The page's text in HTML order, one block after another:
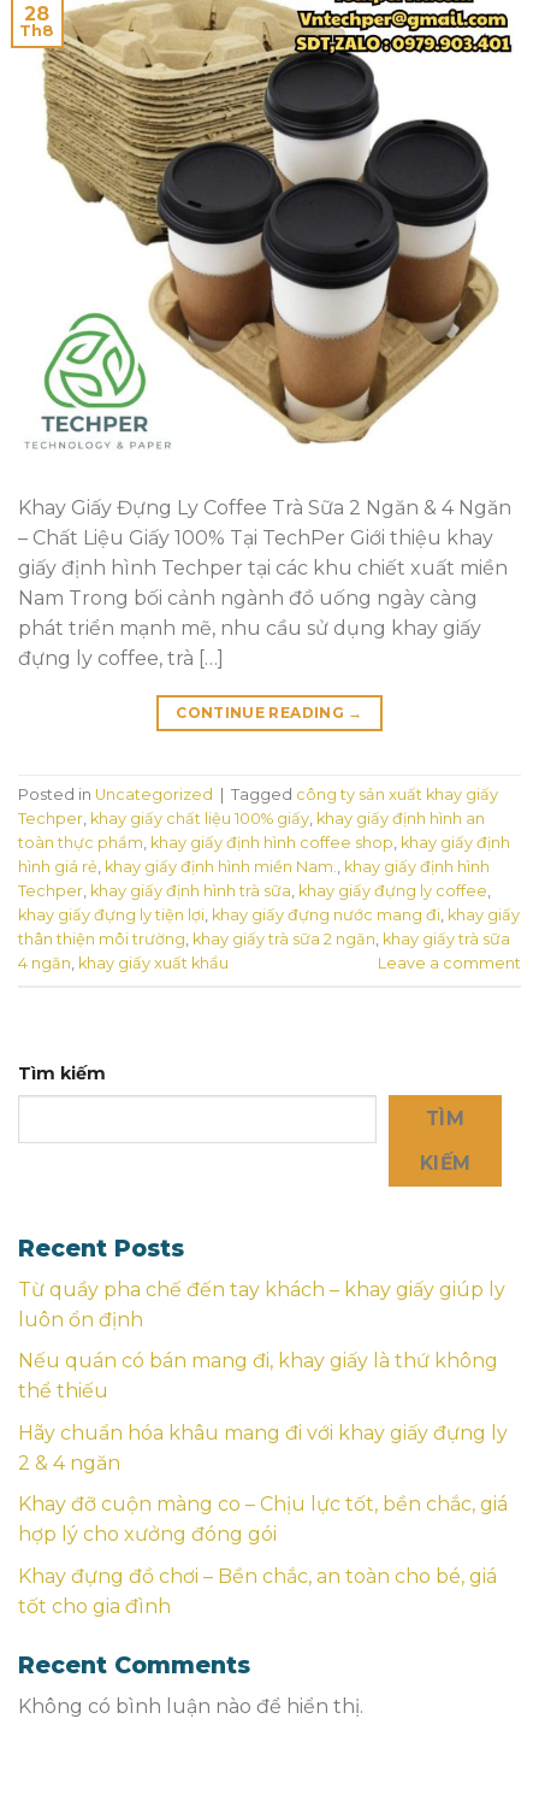
28
Th8
Khay Giấy Đựng Ly Coffee Trà Sữa 2 Ngăn & 4 Ngăn
– Chất Liệu Giấy 100% Tại TechPer Giới thiệu khay
giấy định hình Techper tại các khu chiết xuất miền
Nam Trong bối cảnh ngành đồ uống ngày càng
phát triển mạnh mẽ, nhu cầu sử dụng khay giấy
đựng ly coffee, trà […]
CONTINUE READING →
Posted in Uncategorized Tagged công ty sản xuất khay giấy
Techper, khay giấy chất liệu 100% giấy, khay giấy định hình an
toàn thực phẩm, khay giấy định hình coffee shop, khay giấy định
hình giá rẻ, khay giấy định hình miền Nam., khay giấy định hình
Techper, khay giấy định hình trà sữa, khay giấy đựng ly coffee,
khay giấy đựng ly tiện lợi, khay giấy đựng nước mang đi, khay giấy
thân thiện môi trường, khay giấy trà sữa 2 ngăn, khay giấy trà sữa
4 ngăn, khay giấy xuất khẩu Leave a comment
Tìm kiếm
TÌM
KIẾM
Recent Posts
Từ quầy pha chế đến tay khách – khay giấy giúp ly
luôn ổn định
Nếu quán có bán mang đi, khay giấy là thứ không
thể thiếu
Hãy chuẩn hóa khâu mang đi với khay giấy đựng ly
2 & 4 ngăn
Khay đỡ cuộn màng co – Chịu lực tốt, bền chắc, giá
hợp lý cho xưởng đóng gói
Khay đựng đồ chơi – Bền chắc, an toàn cho bé, giá
tốt cho gia đình
Recent Comments
Không có bình luận nào để hiển thị.